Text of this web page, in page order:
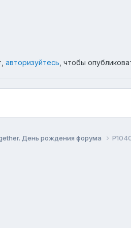
авторизуйтесь , чтобы
День рождения форума